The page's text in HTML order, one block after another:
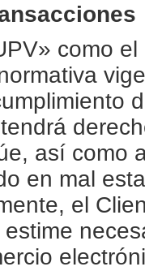
como
así como
en mal
el